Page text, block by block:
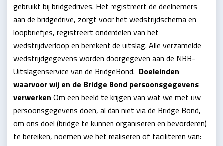
gebruikt bij bridgedrives. Het registreert de deelnemers
aan de bridgedrive, zorgt voor het wedstrijdschema en
loopbriefjes, registreert onderdelen van het
wedstrijdverloop en berekent de uitslag. Alle verzamelde
wedstrijdgegevens worden doorgegeven aan de NBB-
Uitslagenservice van de BridgeBond. Doeleinden
waarvoor wij en de Bridge Bond persoonsgegevens
verwerken Om een beeld te krijgen van wat we met uw
persoonsgegevens doen, al dan niet via de Bridge Bond,
om ons doel (bridge te kunnen organiseren en bevorderen)
te bereiken, noemen we het realiseren of faciliteren van: